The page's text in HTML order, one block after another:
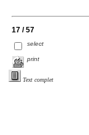
17 / 57
select
print
Text complet